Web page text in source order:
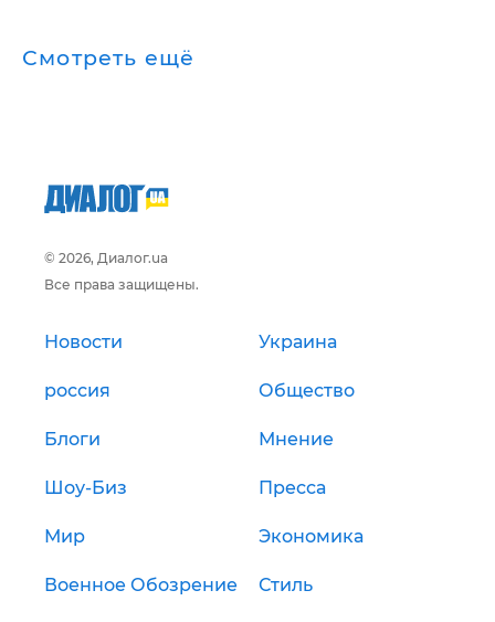
Смотреть ещё
© 2026, Диалог.ua
Все права защищены.
Новости Украина
россия Общество
Блоги Мнение
Шоу-Биз Пресса
Мир Экономика
Военное Обозрение Стиль